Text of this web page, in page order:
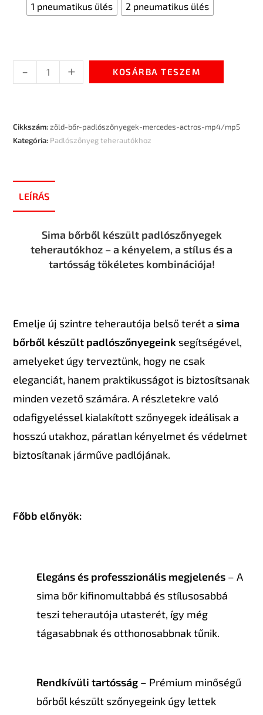
1 pneumatikus ülés 2 pneumatikus ülés
- + KOSÁRBA TESZEM
Cikkszám:zöld-bőr-padlószőnyegek-mercedes-actros-mp4/mp5
Kategória: Padlószőnyeg teherautókhoz
LEÍRÁS
Sima bőrből készült padlószőnyegek
teherautókhoz – a kényelem, a stílus és a
tartósság tökéletes kombinációja!
Emelje új szintre teherautója belső terét asima
bőrből készült padlószőnyegeink segítségével,
amelyeket úgy terveztünk, hogy ne csak
eleganciát, hanem praktikusságot is biztosítsanak
minden vezető számára. A részletekre való
odafigyeléssel kialakított szőnyegek ideálisak a
hosszú utakhoz, páratlan kényelmet és védelmet
biztosítanak járműve padlójának.
Főbb előnyök:
Elegáns és professzionális megjelenés – A
sima bőr kifinomultabbá és stílusosabbá
teszi teherautója utasterét, így még
tágasabbnak és otthonosabbnak tűnik.
Rendkívüli tartósság – Prémium minőségű
bőrből készült szőnyegeink úgy lettek